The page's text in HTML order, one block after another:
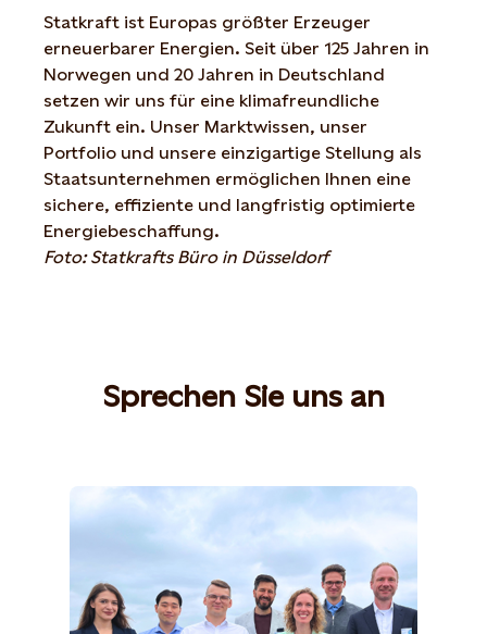
Statkraft ist Europas größter Erzeuger
erneuerbarer Energien. Seit über 125 Jahren in
Norwegen und 20 Jahren in Deutschland
setzen wir uns für eine klimafreundliche
Zukunft ein. Unser Marktwissen, unser
Portfolio und unsere einzigartige Stellung als
Staatsunternehmen ermöglichen Ihnen eine
sichere, effiziente und langfristig optimierte
Energiebeschaffung.
Foto: Statkrafts Büro in Düsseldorf
Sprechen Sie uns an